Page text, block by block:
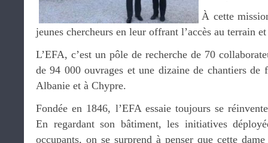
À cette
jeunes chercheurs en leur offrant l’accès au terrain
L’EFA, c’est un pôle de recherche de 70
de 94 000 ouvrages et une dizaine de chantiers de
Albanie et à Chypre.
Fondée en 1846, l’EFA essaie toujours se
En regardant son bâtiment, les initiatives
occupants, on se surprend à penser que cette